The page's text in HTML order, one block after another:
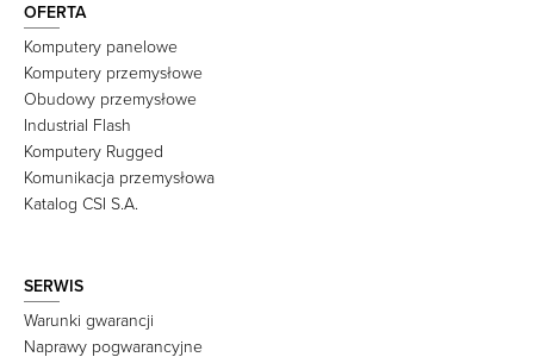
OFERTA
Komputery panelowe
Komputery przemysłowe
Obudowy przemysłowe
Industrial Flash
Komputery Rugged
Komunikacja przemysłowa
Katalog CSI S.A.
SERWIS
Warunki gwarancji
Naprawy pogwarancyjne